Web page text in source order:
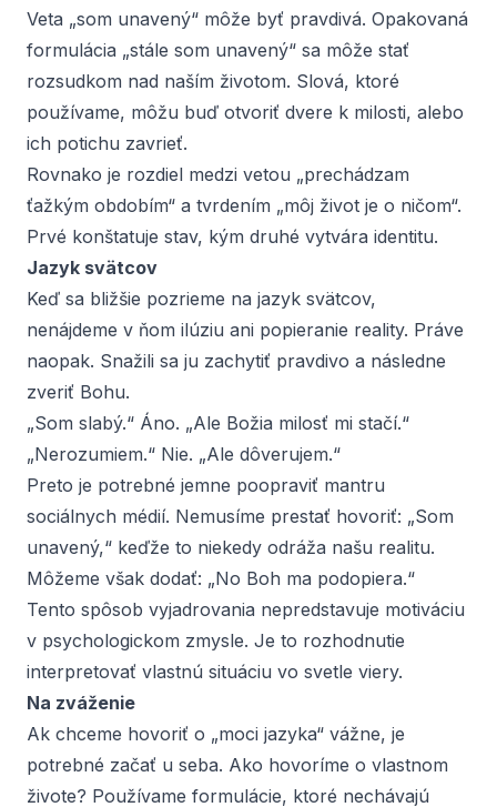
Veta „som unavený“ môže byť pravdivá. Opakovaná
formulácia „stále som unavený“ sa môže stať
rozsudkom nad naším životom. Slová, ktoré
používame, môžu buď otvoriť dvere k milosti, alebo
ich potichu zavrieť.
Rovnako je rozdiel medzi vetou „prechádzam
ťažkým obdobím“ a tvrdením „môj život je o ničom“.
Prvé konštatuje stav, kým druhé vytvára identitu.
Jazyk svätcov
Keď sa bližšie pozrieme na jazyk svätcov,
nenájdeme v ňom ilúziu ani popieranie reality. Práve
naopak. Snažili sa ju zachytiť pravdivo a následne
zveriť Bohu.
„Som slabý.“ Áno. „Ale Božia milosť mi stačí.“
„Nerozumiem.“ Nie. „Ale dôverujem.“
Preto je potrebné jemne poopraviť mantru
sociálnych médií. Nemusíme prestať hovoriť: „Som
unavený,“ keďže to niekedy odráža našu realitu.
Môžeme však dodať: „No Boh ma podopiera.“
Tento spôsob vyjadrovania nepredstavuje motiváciu
v psychologickom zmysle. Je to rozhodnutie
interpretovať vlastnú situáciu vo svetle viery.
Na zváženie
Ak chceme hovoriť o „moci jazyka“ vážne, je
potrebné začať u seba. Ako hovoríme o vlastnom
živote? Používame formulácie, ktoré nechávajú